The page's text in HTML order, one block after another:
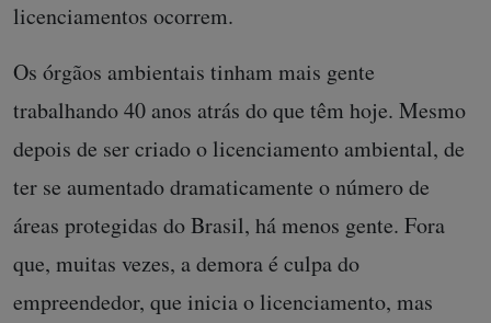
licenciamentos ocorrem.
Os órgãos ambientais tinham mais gente
trabalhando 40 anos atrás do que têm hoje. Mesmo
depois de ser criado o licenciamento ambiental, de
ter se aumentado dramaticamente o número de
áreas protegidas do Brasil, há menos gente. Fora
que, muitas vezes, a demora é culpa do
empreendedor, que inicia o licenciamento, mas